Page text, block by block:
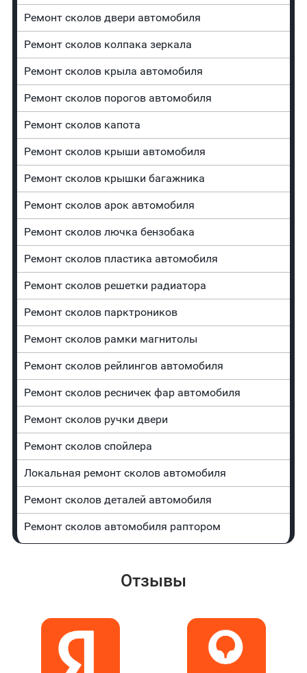
Ремонт сколов двери автомобиля
Ремонт сколов колпака зеркала
Ремонт сколов крыла автомобиля
Ремонт сколов порогов автомобиля
Ремонт сколов капота
Ремонт сколов крыши автомобиля
Ремонт сколов крышки багажника
Ремонт сколов арок автомобиля
Ремонт сколов лючка бензобака
Ремонт сколов пластика автомобиля
Ремонт сколов решетки радиатора
Ремонт сколов парктроников
Ремонт сколов рамки магнитолы
Ремонт сколов рейлингов автомобиля
Ремонт сколов ресничек фар автомобиля
Ремонт сколов ручки двери
Ремонт сколов спойлера
Локальная ремонт сколов автомобиля
Ремонт сколов деталей автомобиля
Ремонт сколов автомобиля раптором
Отзывы